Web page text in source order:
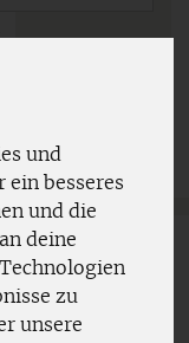
und
besseres
und die
deine
zu
unsere